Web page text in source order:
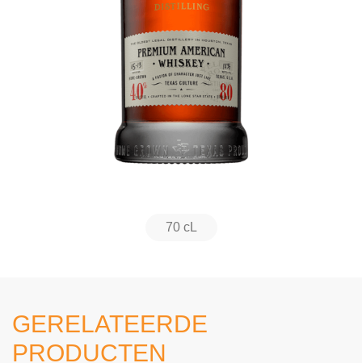
70 cL
GERELATEERDE
PRODUCTEN